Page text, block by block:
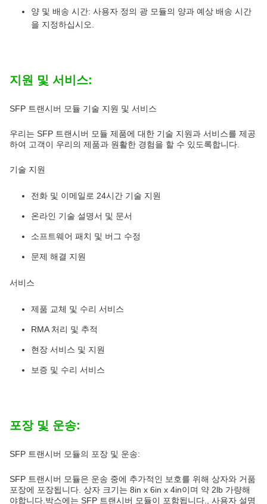
양 및 배송 시간: 사용자 정의 광 모듈의 양과 예상 배송 시간
을 지정하십시오.
지원 및 서비스:
SFP 트랜시버 모듈 기술 지원 및 서비스
우리는 SFP 트랜시버 모듈 제품에 대한 기술 지원과 서비스를 제공
하여 고객이 우리의 제품과 원활한 경험을 할 수 있도록합니다.
기술 지원
전화 및 이메일로 24시간 기술 지원
온라인 기술 설명서 및 문서
소프트웨어 패치 및 버그 수정
문제 해결 지원
서비스
제품 교체 및 수리 서비스
RMA 처리 및 추적
현장 서비스 및 지원
보증 및 수리 서비스
포장 및 운송:
SFP 트랜시버 모듈의 포장 및 운송:
SFP 트랜시버 모듈은 운송 중에 추가적인 보호를 위해 상자와 거품
포장에 포장됩니다. 상자 크기는 8in x 6in x 4in이며 약 2lb 가량해
야합니다.박스에는 SFP 트랜시버 모듈이 포함됩니다., 사용자 설명